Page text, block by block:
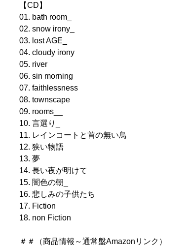
【CD】
01. bath room_
02. snow irony_
03. lost AGE_
04. cloudy irony
05. river
06. sin morning
07. faithlessness
08. townscape
09. rooms__
10. 言選り_
11. レインコートと首の無い鳥
12. 狭い物語
13. 夢
14. 長い夜が明けて
15. 闇色の朝_
16. 悲しみの子供たち
17. Fiction
18. non Fiction
＃＃（商品情報～通常盤Amazonリンク）